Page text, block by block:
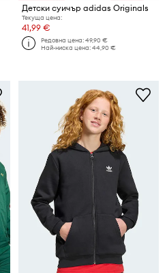
Детски суичър adidas Originals
Текуща цена:
41,99 €
Редовна цена:49,90 €
Най-ниска цена:44,90 €